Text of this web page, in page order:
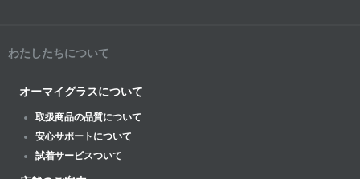
わたしたちについて
オーマイグラスについて
取扱商品の品質について
安心サポートについて
試着サービスついて